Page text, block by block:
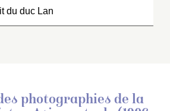
du duc Lan
photographies de la